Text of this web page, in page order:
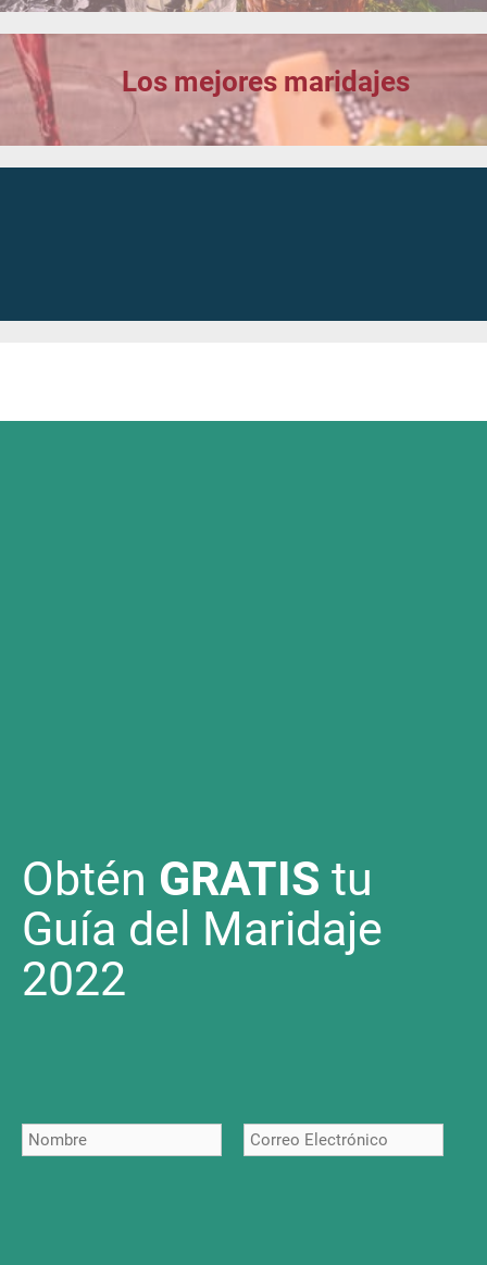
Los mejores maridajes
Obtén GRATIS tu
Guía del Maridaje
2022